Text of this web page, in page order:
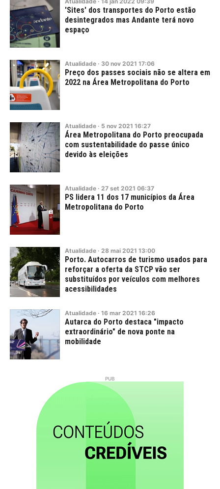
'Sites' dos transportes do Porto estão
desintegrados mas Andante terá novo
espaço
Atualidade · 30 nov 2021 17:06
Preço dos passes sociais não se altera em
2022 na Área Metropolitana do Porto
Atualidade · 5 nov 2021 16:27
Área Metropolitana do Porto preocupada
com sustentabilidade do passe único
devido às eleições
Atualidade · 27 set 2021 06:37
PS lidera 11 dos 17 municípios da Área
Metropolitana do Porto
Atualidade · 28 mai 2021 13:00
Porto. Autocarros de turismo usados para
reforçar a oferta da STCP vão ser
substituídos por veículos com melhores
acessibilidades
Atualidade · 16 mar 2021 16:26
Autarca do Porto destaca "impacto
extraordinário" de nova ponte na
mobilidade